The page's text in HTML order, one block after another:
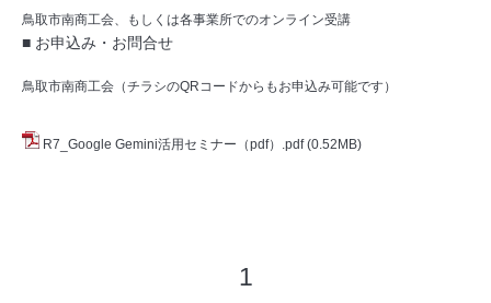
鳥取市南商工会、もしくは各事業所でのオンライン受講
■ お申込み・お問合せ
鳥取市南商工会（チラシのQRコードからもお申込み可能です）
R7_Google Gemini活用セミナー（pdf）.pdf (0.52MB)
1